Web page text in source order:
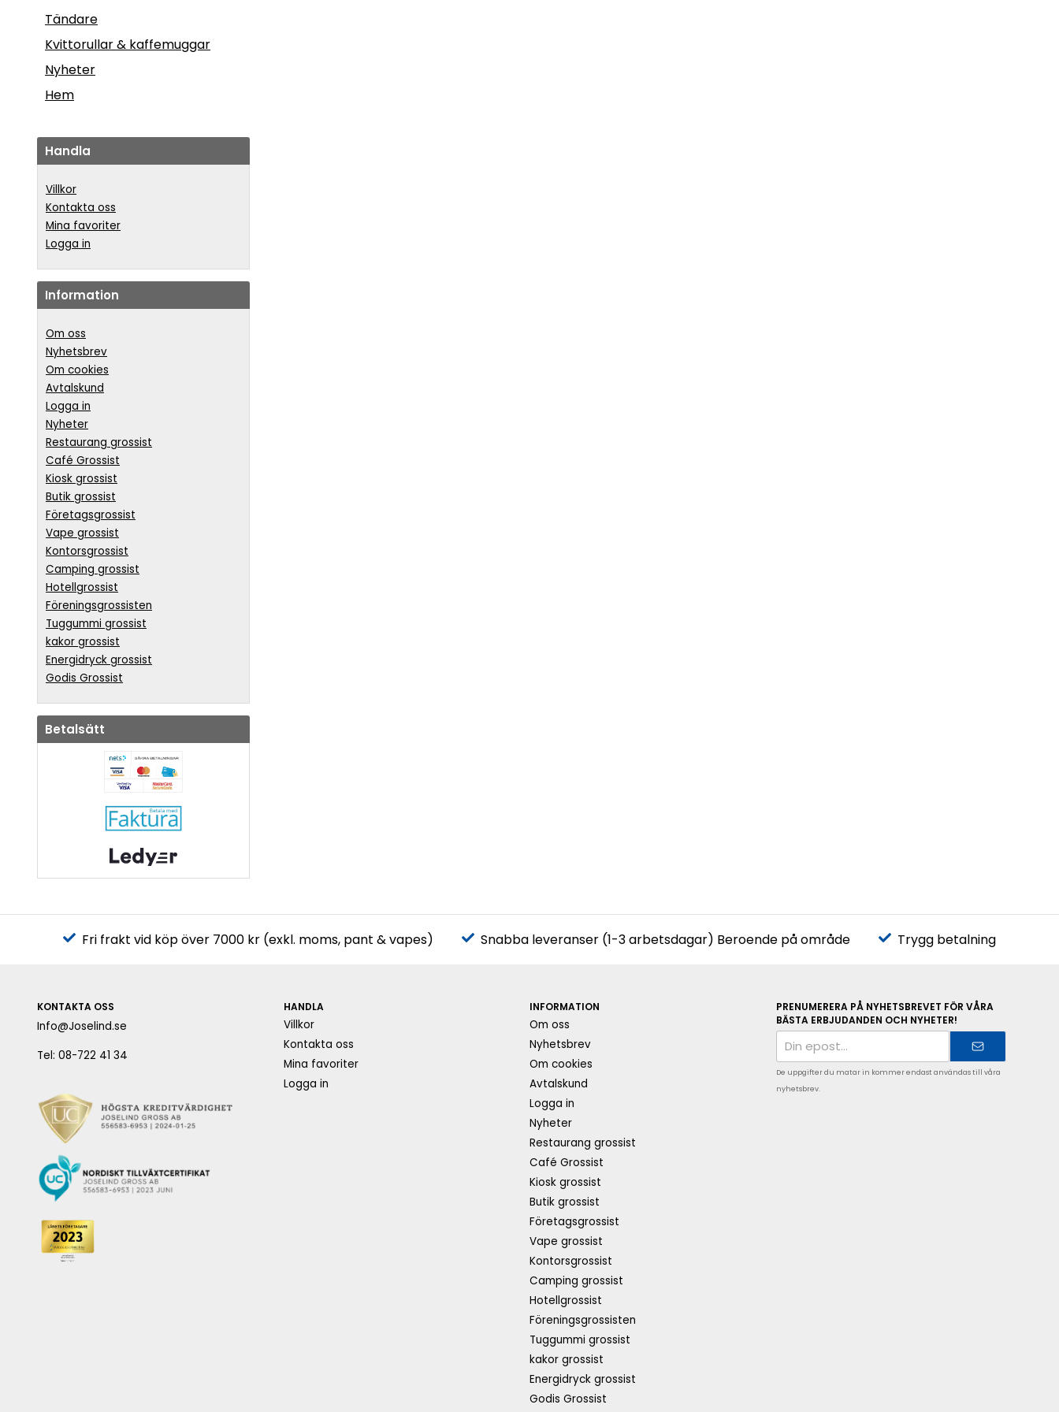
Tändare
Kvittorullar & kaffemuggar
Nyheter
Hem
Handla
Villkor
Kontakta oss
Mina favoriter
Logga in
Information
Om oss
Nyhetsbrev
Om cookies
Avtalskund
Logga in
Nyheter
Restaurang grossist
Café Grossist
Kiosk grossist
Butik grossist
Företagsgrossist
Vape grossist
Kontorsgrossist
Camping grossist
Hotellgrossist
Föreningsgrossisten
Tuggummi grossist
kakor grossist
Energidryck grossist
Godis Grossist
Betalsätt
Fri frakt vid köp över 7000 kr (exkl. moms, pant & vapes) Snabba leveranser (1-3 arbetsdagar) Beroende på område Trygg betalning
KONTAKTA OSS
Info@Joselind.se
Tel: 08-722 41 34
HANDLA
Villkor
Kontakta oss
Mina favoriter
Logga in
INFORMATION
Om oss
Nyhetsbrev
Om cookies
Avtalskund
Logga in
Nyheter
Restaurang grossist
Café Grossist
Kiosk grossist
Butik grossist
Företagsgrossist
Vape grossist
Kontorsgrossist
Camping grossist
Hotellgrossist
Föreningsgrossisten
Tuggummi grossist
kakor grossist
Energidryck grossist
Godis Grossist
PRENUMERERA PÅ NYHETSBREVET FÖR VÅRA
BÄSTA ERBJUDANDEN OCH NYHETER!
E-
postadress
De uppgifter du matar in kommer endast användas till våra
nyhetsbrev.